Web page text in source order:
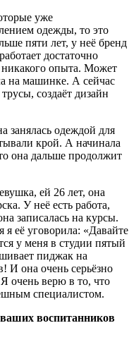
уже
одежды, то это
пяти лет, у неё бренд
достаточно
опыта. Может
на машинке. А сейчас
создаёт дизайн
занялась одеждой для
крой. А начинала
она дальше продолжит
ей 26 лет, она
У неё есть работа,
записалась на курсы.
я её уговорила: «Давайте
у меня в студии пятый
пиджак на
И она очень серьёзно
очень верю в то, что
специалистом.
воспитанников